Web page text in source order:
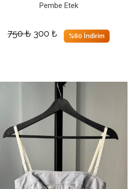
Pembe Etek
750₺ 300₺ %60 İndirim